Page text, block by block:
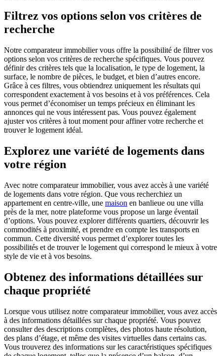
Filtrez vos options selon vos critères de
recherche
Notre comparateur immobilier vous offre la possibilité de filtrer vos
options selon vos critères de recherche spécifiques. Vous pouvez
définir des critères tels que la localisation, le type de logement, la
surface, le nombre de pièces, le budget, et bien d’autres encore.
Grâce à ces filtres, vous obtiendrez uniquement les résultats qui
correspondent exactement à vos besoins et à vos préférences. Cela
vous permet d’économiser un temps précieux en éliminant les
annonces qui ne vous intéressent pas. Vous pouvez également
ajuster vos critères à tout moment pour affiner votre recherche et
trouver le logement idéal.
Explorez une variété de logements dans
votre région
Avec notre comparateur immobilier, vous avez accès à une variété
de logements dans votre région. Que vous recherchiez un
appartement en centre-ville, une maison en banlieue ou une villa
près de la mer, notre plateforme vous propose un large éventail
d’options. Vous pouvez explorer différents quartiers, découvrir les
commodités à proximité, et prendre en compte les transports en
commun. Cette diversité vous permet d’explorer toutes les
possibilités et de trouver le logement qui correspond le mieux à votre
style de vie et à vos besoins.
Obtenez des informations détaillées sur
chaque propriété
Lorsque vous utilisez notre comparateur immobilier, vous avez accès
à des informations détaillées sur chaque propriété. Vous pouvez
consulter des descriptions complètes, des photos haute résolution,
des plans d’étage, et même des visites virtuelles dans certains cas.
Vous trouverez des informations sur les caractéristiques spécifiques